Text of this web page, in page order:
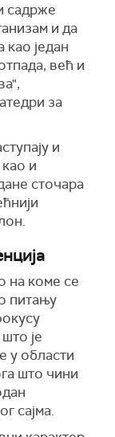
садрже
и да
као један
већ и
за
и
и
сточара
на коме се
питању
је
у области
што чини
сајма.